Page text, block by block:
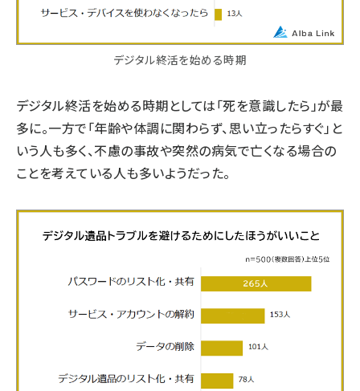
デジタル終活を始める時期
デジタル終活を始める時期としては「死を意識したら」が最
多に。一方で「年齢や体調に関わらず、思い立ったらすぐ」と
いう人も多く、不慮の事故や突然の病気で亡くなる場合の
ことを考えている人も多いようだった。